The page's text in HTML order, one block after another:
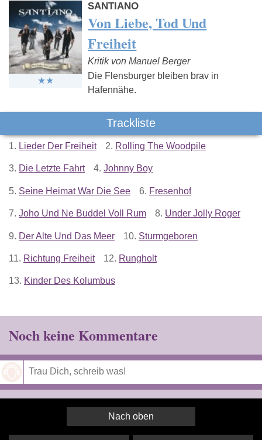
SANTIANO
Von Liebe, Tod Und
Freiheit
Kritik von Manuel Berger
Die Flensburger bleiben brav in
Hafennähe.
Trackliste
1. Lieder Der Freiheit 2. Rolling The Woodpile
3. Die Letzte Fahrt 4. Johnny Boy
5. Seine Heimat War Die See 6. Fresenhof
7. Joho Und Ne Buddel Voll Rum 8. Under Jolly Roger
9. Der Alte Und Das Meer 10. Sturmgeboren
11. Richtung Freiheit 12. Rungholt
13. Kinder Des Kolumbus
Noch keine Kommentare
Nach oben